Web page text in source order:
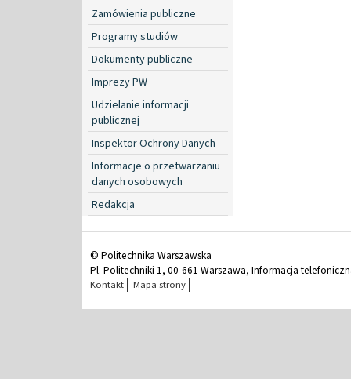
Zamówienia publiczne
Programy studiów
Dokumenty publiczne
Imprezy PW
Udzielanie informacji
publicznej
Inspektor Ochrony Danych
Informacje o przetwarzaniu
danych osobowych
Redakcja
© Politechnika Warszawska
Pl. Politechniki 1, 00-661 Warszawa, Informacja
Kontakt Mapa strony